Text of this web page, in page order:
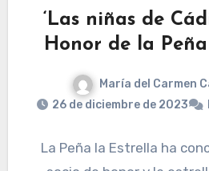
‘Las niñas de
Honor de la
María del Carmen
26 de diciembre de 2023
La Peña la Estrella ha